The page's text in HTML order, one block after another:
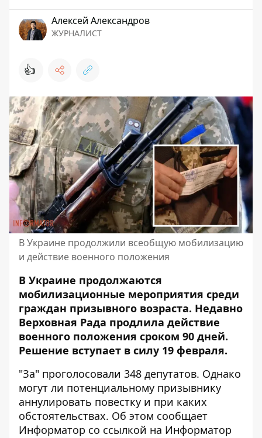
Алексей Александров
ЖУРНАЛИСТ
👍
В Украине продолжили всеобщую мобилизацию
и действие военного положения
В Украине продолжаются
мобилизационные мероприятия среди
граждан призывного возраста. Недавно
Верховная Рада продлила действие
военного положения сроком 90 дней.
Решение вступает в силу 19 февраля.
"За" проголосовали 348 депутатов. Однако
могут ли потенциальному призывнику
аннулировать повестку и при каких
обстоятельствах. Об этом сообщает
Информатор со ссылкой на Информатор